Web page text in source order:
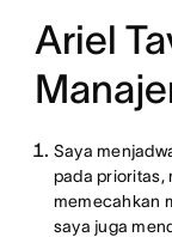
Ariel
Saya
pada prioritas,
memecahkan
saya juga